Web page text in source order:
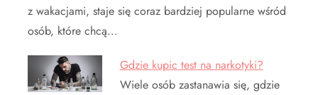
z wakacjami, staje się coraz bardziej popularne wśród
osób, które chcą…
Gdzie kupic test na narkotyki?
Wiele osób zastanawia się, gdzie